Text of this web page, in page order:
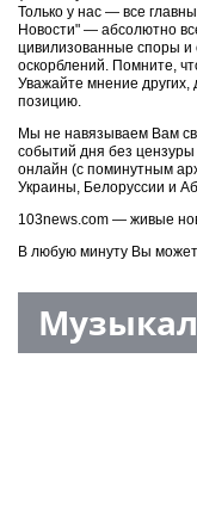
Только у нас — все
Новости" — абсолютно
цивилизованные споры и
оскорблений. Помните,
Уважайте мнение других,
позицию.
Мы не навязываем Вам
событий дня без
онлайн (с поминутным
Украины, Белоруссии и
103news.com — живые
В любую минуту Вы